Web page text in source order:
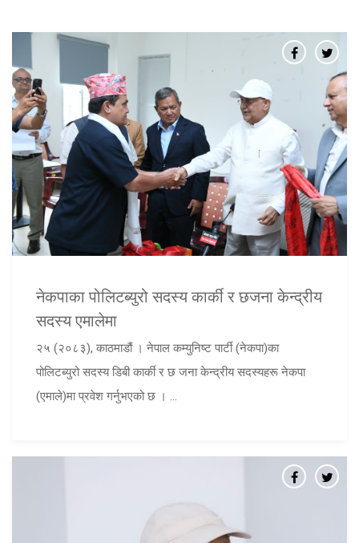
नेकपाका पोलिटब्युरो सदस्य कार्की र छजना केन्द्रीय
सदस्य एमालेमा
२५ (२०८३), काठमाडौं । नेपाल कम्युनिष्ट पार्टी (नेकपा)का
पोलिटब्युरो सदस्य डिबी कार्की र छ जना केन्द्रीय सदस्यहरू नेकपा
(एमाले)मा प्रवेश गर्नुभएको छ । ...